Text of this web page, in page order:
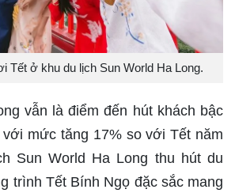
Tết ở khu du lịch Sun World Ha Long.
vẫn là điểm đến hút khách bậc
mức tăng 17% so với Tết năm
Sun World Ha Long thu hút du
trình Tết Bính Ngọ đặc sắc mang